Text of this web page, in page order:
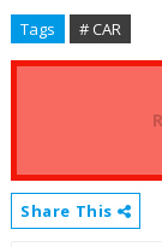
Tags # CAR
Share This